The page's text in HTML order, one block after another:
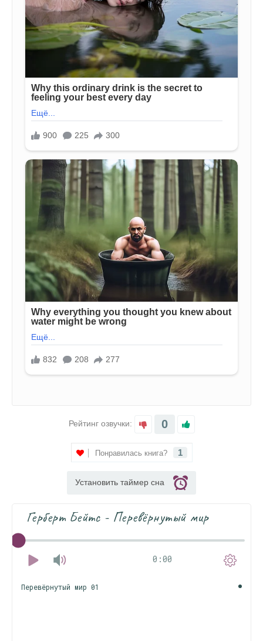
Рейтинг озвучки: 0
Понравилась книга? 1
Установить таймер сна
Герберт Бейтс - Перевёрнутый мир
0:00
Перевёрнутый мир 01